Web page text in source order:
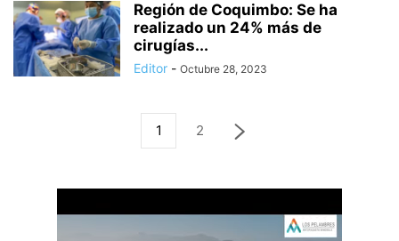
Región de Coquimbo: Se ha
realizado un 24% más de
cirugías...
Editor - Octubre 28, 2023
1 2